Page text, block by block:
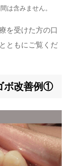
は含みません。
を受けた方の口
ともにご覧くだ
ボ改善例①